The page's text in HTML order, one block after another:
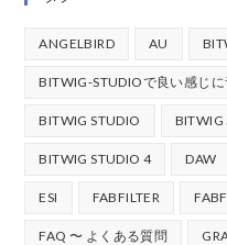
ANGELBIRD AU
BITWIG-STUDIOで良い感じに
BITWIG STUDIO BITWIG
BITWIG STUDIO 4 DAW
ESI FABFILTER
FAQ 〜 よくある質問